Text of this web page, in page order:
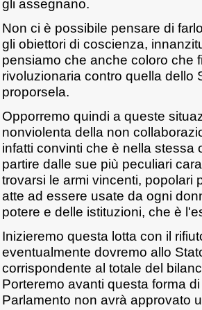
gli assegnano.
Non ci è possibile pensare di
gli obiettori di coscienza,
pensiamo che anche coloro che
rivoluzionaria contro quella dello
proporsela.
Opporremo quindi a queste
nonviolenta della non
infatti convinti che è nella
partire dalle sue più peculiari
trovarsi le armi vincenti, popolari
atte ad essere usate da ogni
potere e delle istituzioni, che è
Inizieremo questa lotta con il
eventualmente dovremo allo
corrispondente al totale del
Porteremo avanti questa forma
Parlamento non avrà approvato